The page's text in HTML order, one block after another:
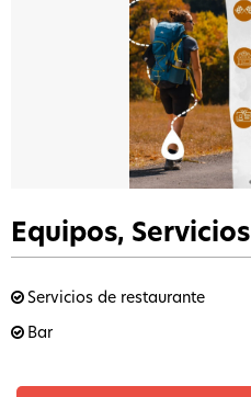
Equipos, Servicios
Servicios de restaurante
Bar